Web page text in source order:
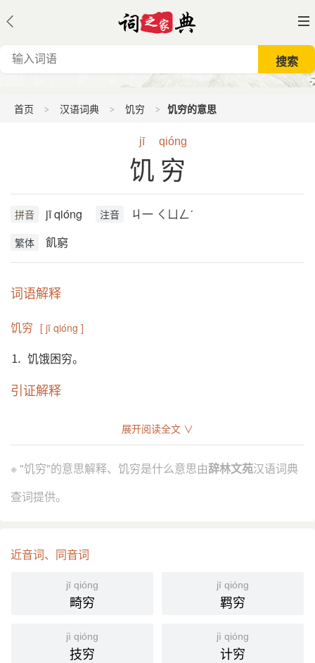
首页 汉语词典 饥穷 饥穷的意思
jī qióng
饥穷
拼音 jī qióng 注音 ㄐ一 ㄑㄩㄥˊ
繁体 飢窮
词语解释
饥穷 [ jī qióng ]
⒈ 饥饿困穷。
引证解释
《后汉书·班超传》：“但当收穀坚守，彼飢穷自降，
《三国志·魏志·董卓传》：“飢穷稍甚，尚书郎以下，
自出樵采，或飢死墙壁间。”
jī qióng
展开阅读全文 ∨
※ "饥穷"的意思解释、饥穷是什么意思由辞林文苑汉语词典
查词提供。
近音词、同音词
jī qióng
畸穷
jī qióng
羁穷
jì qióng
技穷
jì qióng
计穷